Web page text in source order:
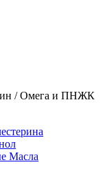
/ Омега и ПНЖК
Масла